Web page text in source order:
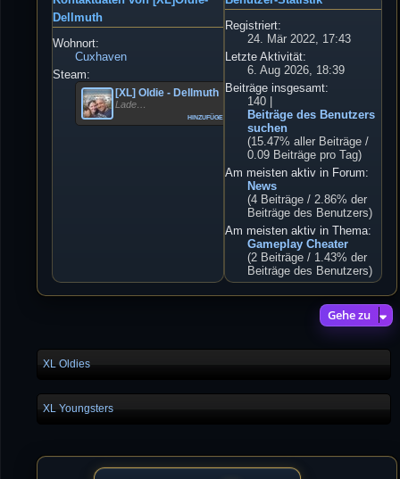
Dellmuth
Wohnort:
Cuxhaven
Steam:
[XL] Oldie - Dellmuth
Lade…
hinzufügen
Registriert:
24. Mär 2022, 17:43
Letzte Aktivität:
6. Aug 2026, 18:39
Beiträge insgesamt:
140 |
Beiträge des Benutzers
suchen
(15.47% aller Beiträge /
0.09 Beiträge pro Tag)
Am meisten aktiv in Forum:
News
(4 Beiträge / 2.86% der
Beiträge des Benutzers)
Am meisten aktiv in Thema:
Gameplay Cheater
(2 Beiträge / 1.43% der
Beiträge des Benutzers)
Gehe zu
XL Oldies
XL Youngsters